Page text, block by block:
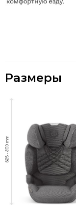
Размеры